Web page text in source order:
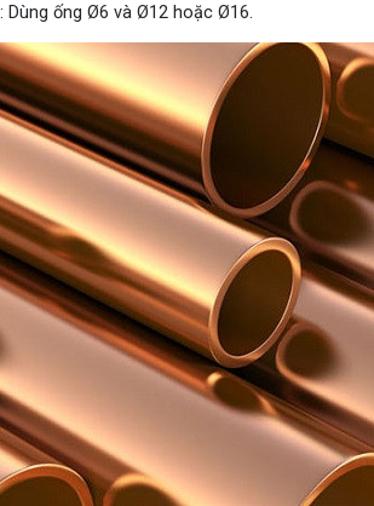
Dùng ống Ø6 và Ø12 hoặc Ø16.